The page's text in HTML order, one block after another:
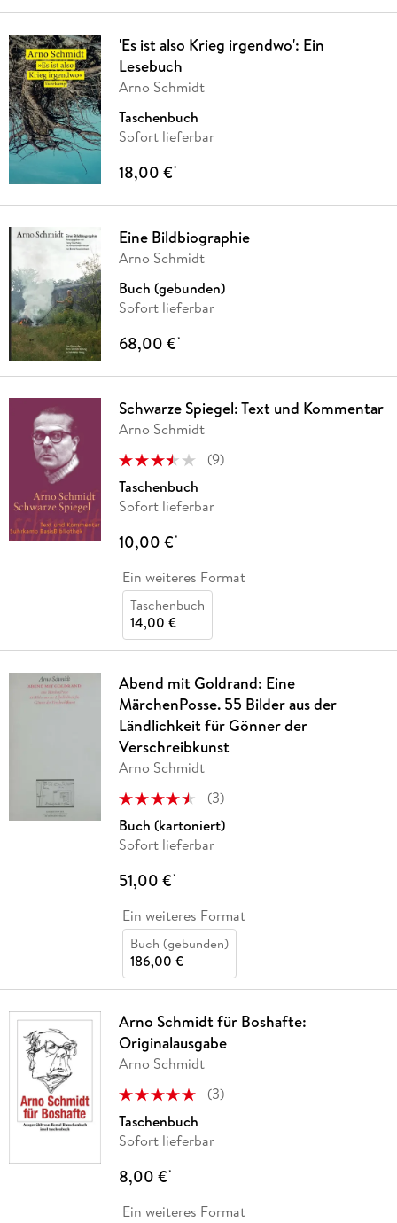
'Es ist also Krieg irgendwo': Ein
Lesebuch
Arno Schmidt
Taschenbuch
Sofort lieferbar
18,00 €*
Eine Bildbiographie
Arno Schmidt
Buch (gebunden)
Sofort lieferbar
68,00 €*
Schwarze Spiegel: Text und Kommentar
Arno Schmidt
(9)
Taschenbuch
Sofort lieferbar
10,00 €*
Ein weiteres Format
Taschenbuch
14,00 €
Abend mit Goldrand: Eine
MärchenPosse. 55 Bilder aus der
Ländlichkeit für Gönner der
Verschreibkunst
Arno Schmidt
(3)
Buch (kartoniert)
Sofort lieferbar
51,00 €*
Ein weiteres Format
Buch (gebunden)
186,00 €
Arno Schmidt für Boshafte:
Originalausgabe
Arno Schmidt
(3)
Taschenbuch
Sofort lieferbar
8,00 €*
Ein weiteres Format